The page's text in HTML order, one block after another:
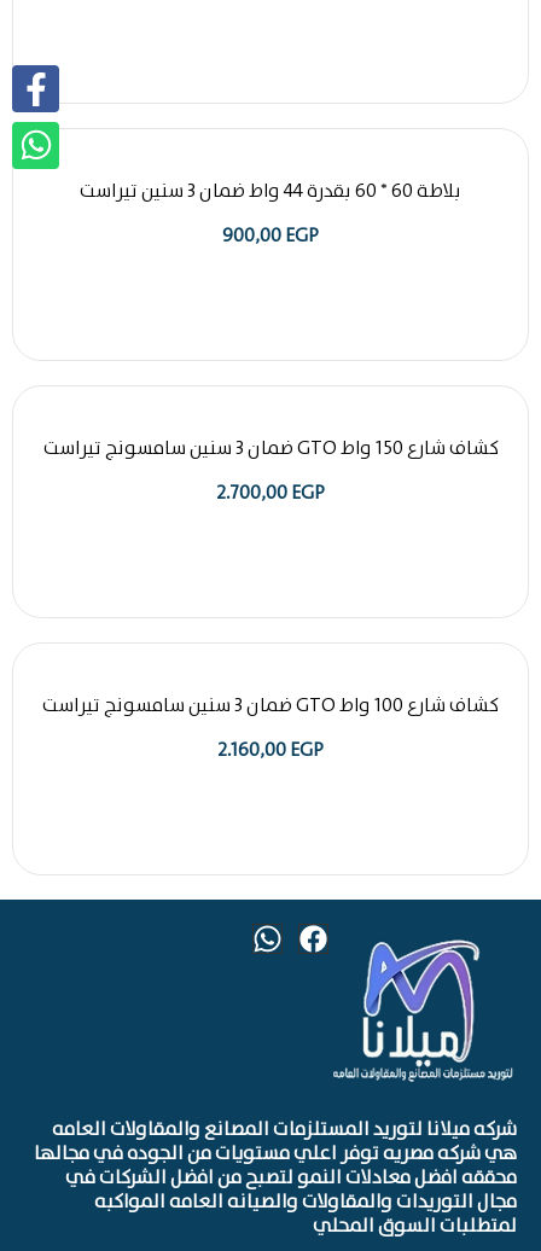
بلاطة 60 * 60 بقدرة 44 واط ضمان 3 سنين تيراست
900,00EGP
كشاف شارع 150 واط GTO ضمان 3 سنين سامسونج تيراست
2.700,00EGP
كشاف شارع 100 واط GTO ضمان 3 سنين سامسونج تيراست
2.160,00EGP
شركه ميلانا لتوريد المستلزمات المصانع والمقاولات العامه
هي شركه مصريه توفر اعلي مستويات من الجوده في مجالها
محققه افضل معادلات النمو لتصبح من افضل الشركات في
مجال التوريدات والمقاولات والصيانه العامه المواكبه
لمتطلبات السوق المحلي